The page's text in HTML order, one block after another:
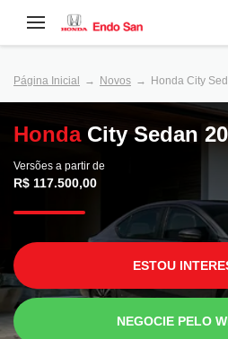
Página Inicial Novos Honda City
HondaCity Sedan
Versões a partir de
R$ 117.500,00
ESTOU
NEGOCIE PELO